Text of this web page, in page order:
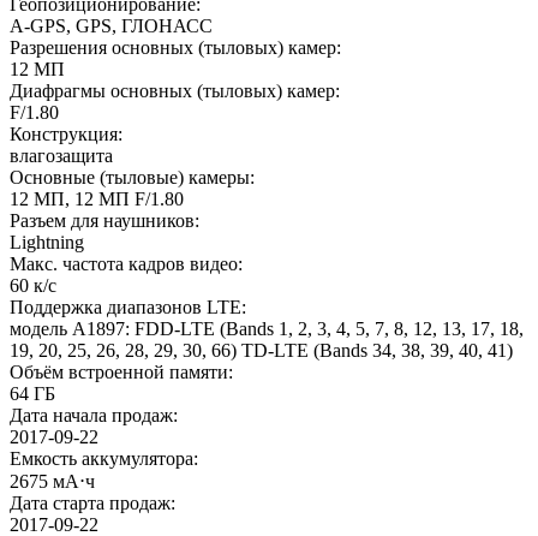
A-GPS, GPS, ГЛОНАСС
Разрешения основных (тыловых) камер:
12 МП
Диафрагмы основных (тыловых) камер:
F/1.80
Конструкция:
влагозащита
Основные (тыловые) камеры:
12 МП, 12 МП F/1.80
Разъем для наушников:
Lightning
Макс. частота кадров видео:
60 к/с
Поддержка диапазонов LTE:
модель A1897: FDD-LTE (Bands 1, 2, 3, 4, 5, 7, 8, 12, 13, 17, 18,
19, 20, 25, 26, 28, 29, 30, 66) TD-LTE (Bands 34, 38, 39, 40, 41)
Объём встроенной памяти:
64 ГБ
Дата начала продаж:
2017-09-22
Емкость аккумулятора:
2675 мА⋅ч
Дата старта продаж:
2017-09-22